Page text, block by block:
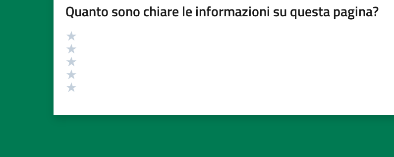
Quanto sono chiare le informazioni su questa pagina?
Valutazione